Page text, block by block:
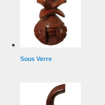
Sous Verre